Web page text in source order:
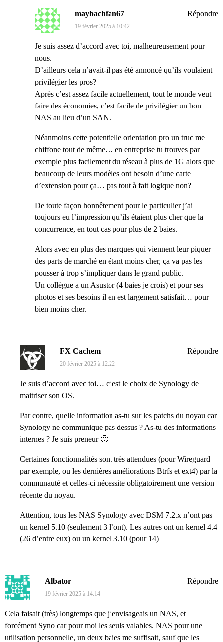
maybachfan67
19 février 2025 à 10:42
Je suis assez d’accord avec toi, malheureusement pour
nous.
D’ailleurs cela n’avait-il pas été annoncé qu’ils voulaient
privilégier les pros?
Après c’est assez facile actuellement, tout le monde veut
faire des économies, c’est facile de privilégier un bon
NAS au lieu d’un SAN.
Néanmoins cette potentielle orientation pro un truc me
chiffone tout de même… en entreprise tu trouves par
exemple plus facilement du réseau à plus de 1G alors que
beaucoup de leurs modèles ont besoin d’une carte
d’extension pour ça… pas tout à fait logique non?
De toute façon honnêtement pour le particulier j’ai
toujours eu l’impression qu’ils étaient plus cher que la
concurrence, en tout cas pour plus de 2 baies.
Alors avec en plus des marques qui viennent leur piquer
des parts de marché en étant moins cher, ça va pas les
pousser à trop s’impliquer dans le grand public.
Un collègue a un Asustor (4 baies je crois) et pour ses
photos et ses besoins il en est largement satisfait… pour
bien moins cher.
Répondre
FX Cachem
20 février 2025 à 12:22
Je suis d’accord avec toi… c’est le choix de Synology de
maitriser son OS.
Par contre, quelle information as-tu sur les patchs du noyau car
Synology ne communique pas dessus ? As-tu des informations
internes ? Je suis preneur 🙂
Certaines fonctionnalités sont très attendues (pour Wireguard
par exemple, ou les dernières améliorations Btrfs et ext4) par la
communauté et celles-ci nécessite obligatoirement une version
récente du noyau.
Attention, tous les NAS Synology avec DSM 7.2.x n’ont pas
un kernel 5.10 (seulement 3 l’ont). Les autres ont un kernel 4.4
(26 d’entre eux) ou un kernel 3.10 (pour 14)
Répondre
Albator
19 février 2025 à 14:14
Cela faisait (très) longtemps que j’envisageais un NAS, et
forcément Syno car pour moi les seuls valables. NAS pour une
utilisation personnelle, un deux baies me suffisait, sauf que les
Répondre